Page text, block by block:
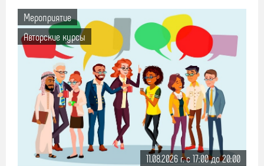
Мероприятие
Авторские курсы
11.08.2026 г. c 17:00 до 20:00